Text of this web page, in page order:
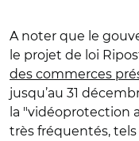
A noter que le
le projet de loi
des commerces
jusqu’au 31
la "vidéoprotection
très fréquentés,